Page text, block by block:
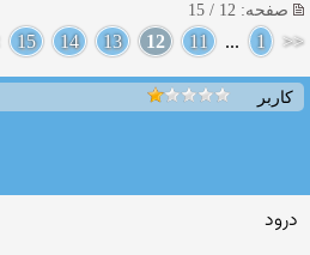
صفحه: 12 / 15
<<
1
...
11
12
13
14
15
کاربر
درود